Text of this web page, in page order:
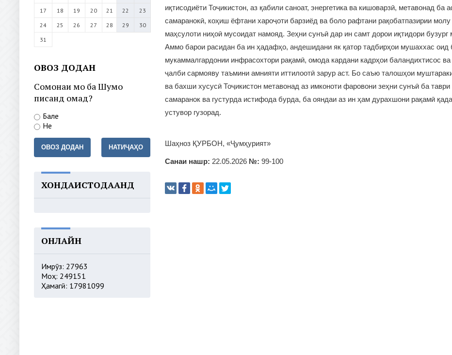
17
18 19 20 21 22
23
24
25 26 27 28 29
30
31
ОВОЗ ДОДАН
Сомонаи мо ба Шумо
писанд омад?
Бале
Не
ОВОЗ ДОДАН НАТИҶАҲО
ХОНДАИСТОДААНД
ОНЛАЙН
Имрӯз: 27963
Моҳ: 249151
Ҳамагӣ: 17981099
иқтисодиёти Тоҷикистон, аз қабили саноат, энергетика ва кишоварзӣ, метавонад ба
самаранокӣ, коҳиш ёфтани хароҷоти барзиёд ва боло рафтани рақобатпазирии молу
маҳсулоти ниҳоӣ мусоидат намояд. Зеҳни сунъӣ дар ин самт дорои иқтидори
Аммо барои расидан ба ин ҳадафҳо, андешидани як қатор тадбирҳои мушаххас оид
мукаммалгардонии инфрасохтори рақамӣ, омода кардани кадрҳои баландихтисос ва
ҷалби сармояву таъмини амнияти иттилоотӣ зарур аст. Бо саъю талошҳои
ва бахши хусусӣ Тоҷикистон метавонад аз имконоти фаровони зеҳни сунъӣ ба таври
самаранок ва густурда истифода бурда, ба ояндаи аз ин ҳам дурахшони рақамӣ
устувор гузорад.
Шаҳноз ҚУРБОН, «Ҷумҳурият»
Санаи нашр: 22.05.2026 №: 99-100